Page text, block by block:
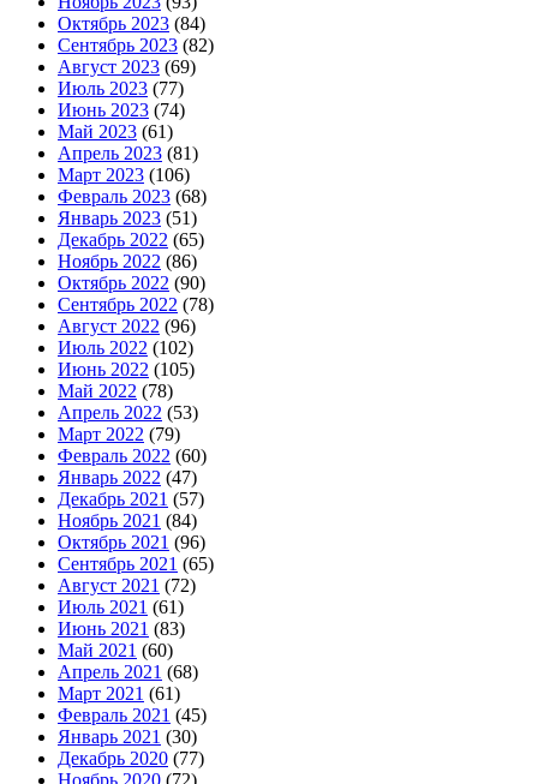
Октябрь 2023 (84)
Сентябрь 2023 (82)
Август 2023 (69)
Июль 2023 (77)
Июнь 2023 (74)
Май 2023 (61)
Апрель 2023 (81)
Март 2023 (106)
Февраль 2023 (68)
Январь 2023 (51)
Декабрь 2022 (65)
Ноябрь 2022 (86)
Октябрь 2022 (90)
Сентябрь 2022 (78)
Август 2022 (96)
Июль 2022 (102)
Июнь 2022 (105)
Май 2022 (78)
Апрель 2022 (53)
Март 2022 (79)
Февраль 2022 (60)
Январь 2022 (47)
Декабрь 2021 (57)
Ноябрь 2021 (84)
Октябрь 2021 (96)
Сентябрь 2021 (65)
Август 2021 (72)
Июль 2021 (61)
Июнь 2021 (83)
Май 2021 (60)
Апрель 2021 (68)
Март 2021 (61)
Февраль 2021 (45)
Январь 2021 (30)
Декабрь 2020 (77)